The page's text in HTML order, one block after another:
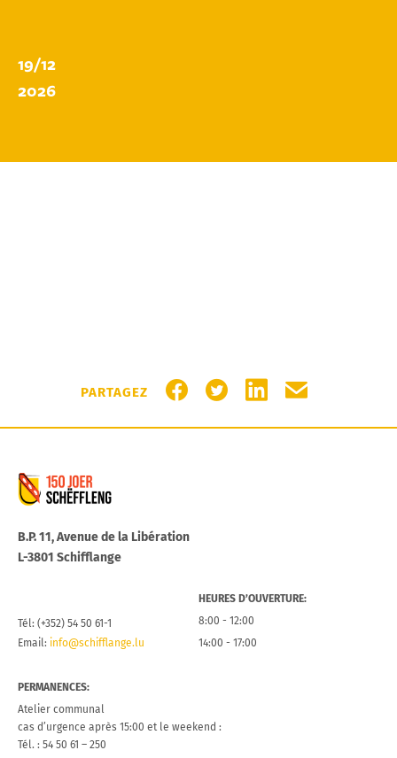
19/12
2026
PARTAGEZ
PARTAGER SUR FACEBOOK
PARTAGER SUR TWITTER
PARTAGER SUR
PARTAGER
B.P. 11, Avenue de la Libération
L-3801 Schifflange
Tél: (+352) 54 50 61-1
Email: info@schifflange.lu
HEURES D’OUVERTURE:
8:00 - 12:00
14:00 - 17:00
PERMANENCES:
Atelier communal
cas d’urgence après 15:00 et le weekend :
Tél. : 54 50 61 – 250